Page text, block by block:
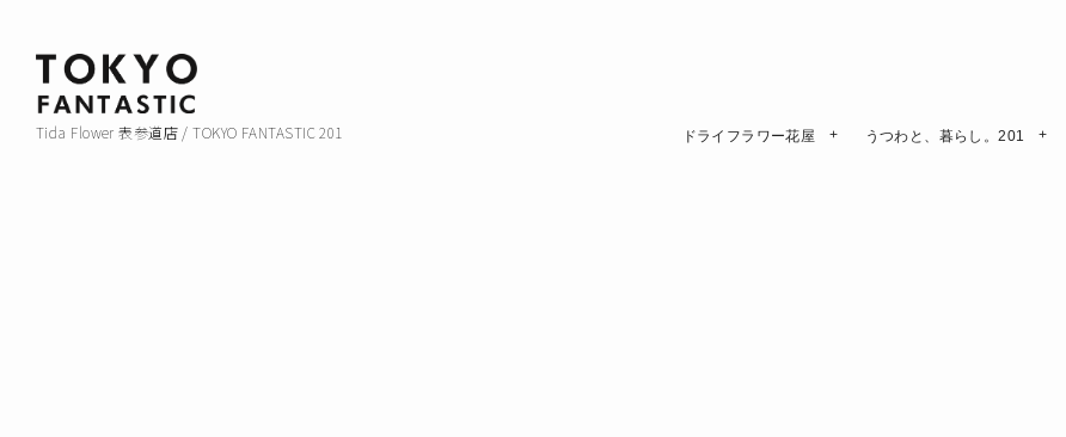
Tida Flower 表参道店 / TOKYO FANTASTIC 201 ドライフラワー花屋 うつわと、暮らし。201